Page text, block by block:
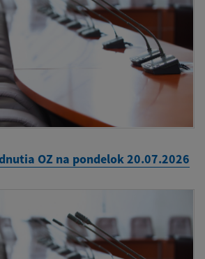
OZ na pondelok 20.07.2026